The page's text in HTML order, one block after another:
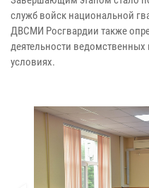
служб войск национальной
ДВСМИ Росгвардии также
деятельности
условиях.